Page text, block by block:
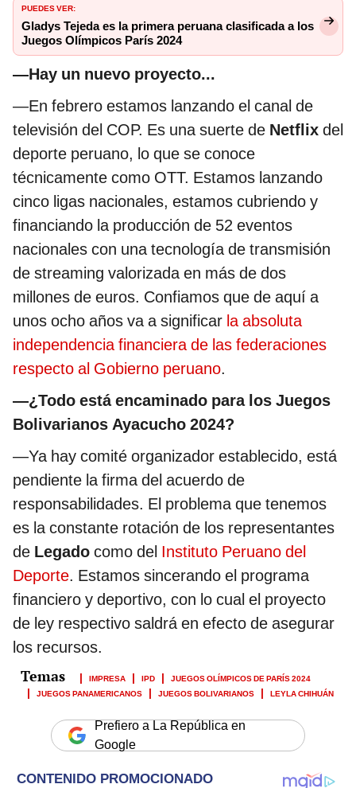
PUEDES VER:
Gladys Tejeda es la primera peruana clasificada a los
Juegos Olímpicos París 2024
—Hay un nuevo proyecto...
—En febrero estamos lanzando el canal de
televisión del COP. Es una suerte de Netflix del
deporte peruano, lo que se conoce
técnicamente como OTT. Estamos lanzando
cinco ligas nacionales, estamos cubriendo y
financiando la producción de 52 eventos
nacionales con una tecnología de transmisión
de streaming valorizada en más de dos
millones de euros. Confiamos que de aquí a
unos ocho años va a significar la absoluta
independencia financiera de las federaciones
respecto al Gobierno peruano.
—¿Todo está encaminado para los Juegos
Bolivarianos Ayacucho 2024?
—Ya hay comité organizador establecido, está
pendiente la firma del acuerdo de
responsabilidades. El problema que tenemos
es la constante rotación de los representantes
de Legado como del Instituto Peruano del
Deporte. Estamos sincerando el programa
financiero y deportivo, con lo cual el proyecto
de ley respectivo saldrá en efecto de asegurar
los recursos.
IMPRESA IPD
JUEGOS OLÍMPICOS DE PARÍS 2024
JUEGOS PANAMERICANOS
JUEGOS BOLIVARIANOS LEYLA CHIHUÁN
Prefiero a La República en
Google